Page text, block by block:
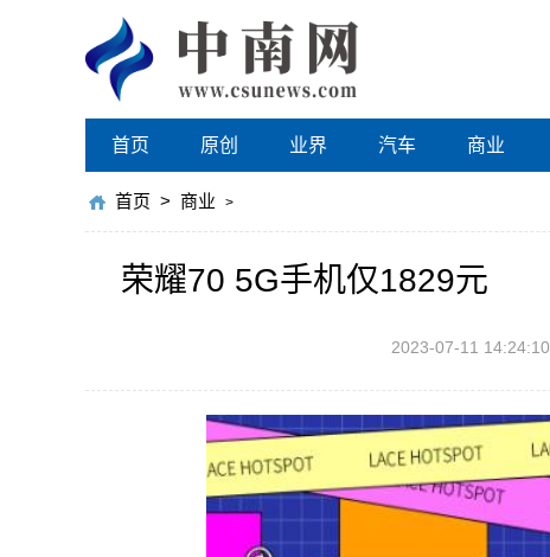
首页 原创 业界 汽车 商业
首页 > 商业 >
荣耀70 5G手机仅1829元
2023-07-11 14:24:10